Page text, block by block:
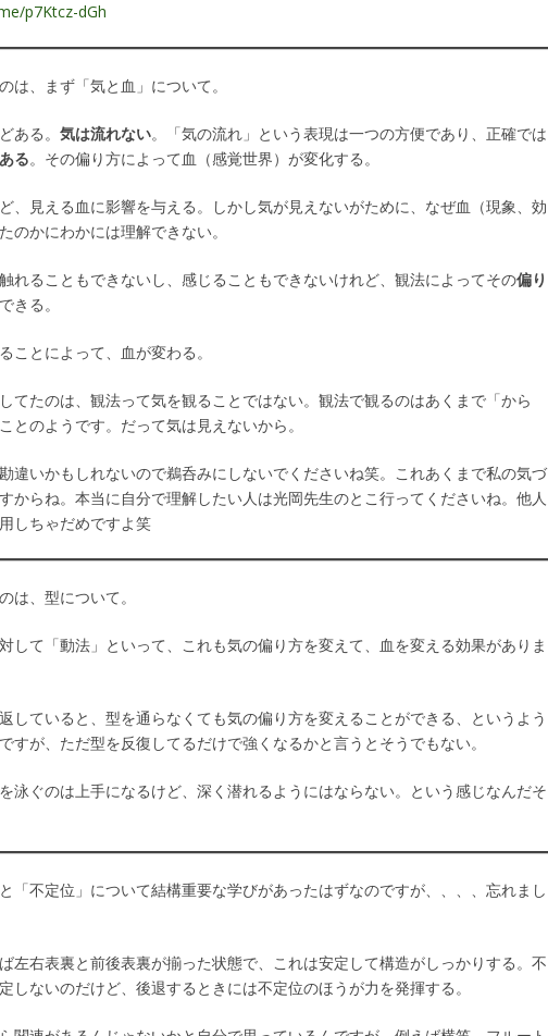
p7Ktcz-dGh
は、まず「気と血」について。
ある。 気は流れない。「気の流れ」という表現は一つの方便であり、正確では
る。その偏り方によって血（感覚世界）が変化する。
、見える血に影響を与える。しかし気が見えないがために、なぜ血（現象、効
のかにわかには理解できない。
れることもできないし、感じることもできないけれど、観法によってその偏り
きる。
ことによって、血が変わる。
てたのは、観法って気を観ることではない。観法で観るのはあくまで「から
とのようです。だって気は見えないから。
違いかもしれないので鵜呑みにしないでくださいね笑。これあくまで私の気づ
からね。本当に自分で理解したい人は光岡先生のとこ行ってくださいね。他人
しちゃだめですよ笑
は、型について。
して「動法」といって、これも気の偏り方を変えて、血を変える効果がありま
していると、型を通らなくても気の偏り方を変えることができる、というよう
すが、ただ型を反復してるだけで強くなるかと言うとそうでもない。
泳ぐのは上手になるけど、深く潜れるようにはならない。という感じなんだそ
「不定位」について結構重要な学びがあったはずなのですが、、、、忘れまし
左右表裏と前後表裏が揃った状態で、これは安定して構造がしっかりする。不
しないのだけど、後退するときには不定位のほうが力を発揮する。